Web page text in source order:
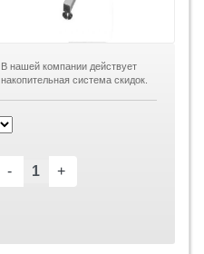
В нашей компании действует
накопительная система скидок.
- +